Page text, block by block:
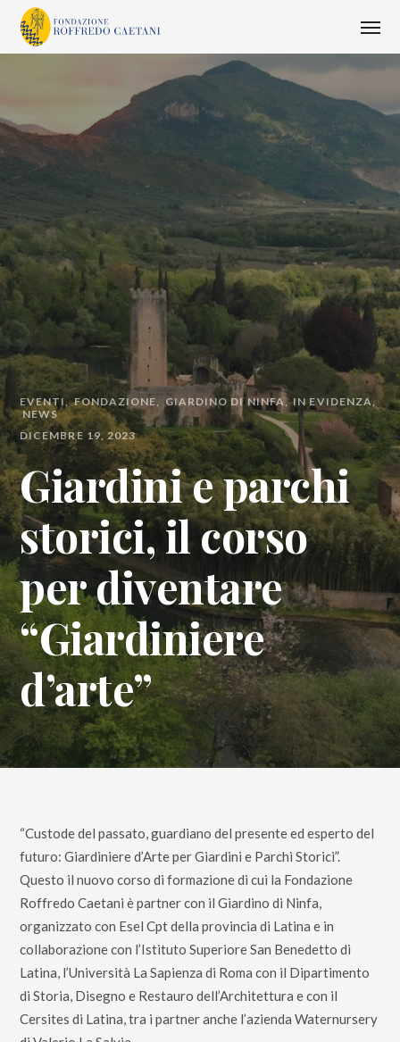
EVENTI FONDAZIONE GIARDINO DI NINFA
IN EVIDENZA
NEWS
DICEMBRE 19, 2023
Giardini e parchi
storici, il corso
per diventare
“Giardiniere
d’arte”
“Custode del passato, guardiano del presente ed esperto del
futuro: Giardiniere d’Arte per Giardini e Parchi Storici”.
Questo il nuovo corso di formazione di cui la Fondazione
Roffredo Caetani è partner con il Giardino di Ninfa,
organizzato con Esel Cpt della provincia di Latina e in
collaborazione con l’Istituto Superiore San Benedetto di
Latina, l’Università La Sapienza di Roma con il Dipartimento
di Storia, Disegno e Restauro dell’Architettura e con il
Cersites di Latina, tra i partner anche l’azienda Waternursery